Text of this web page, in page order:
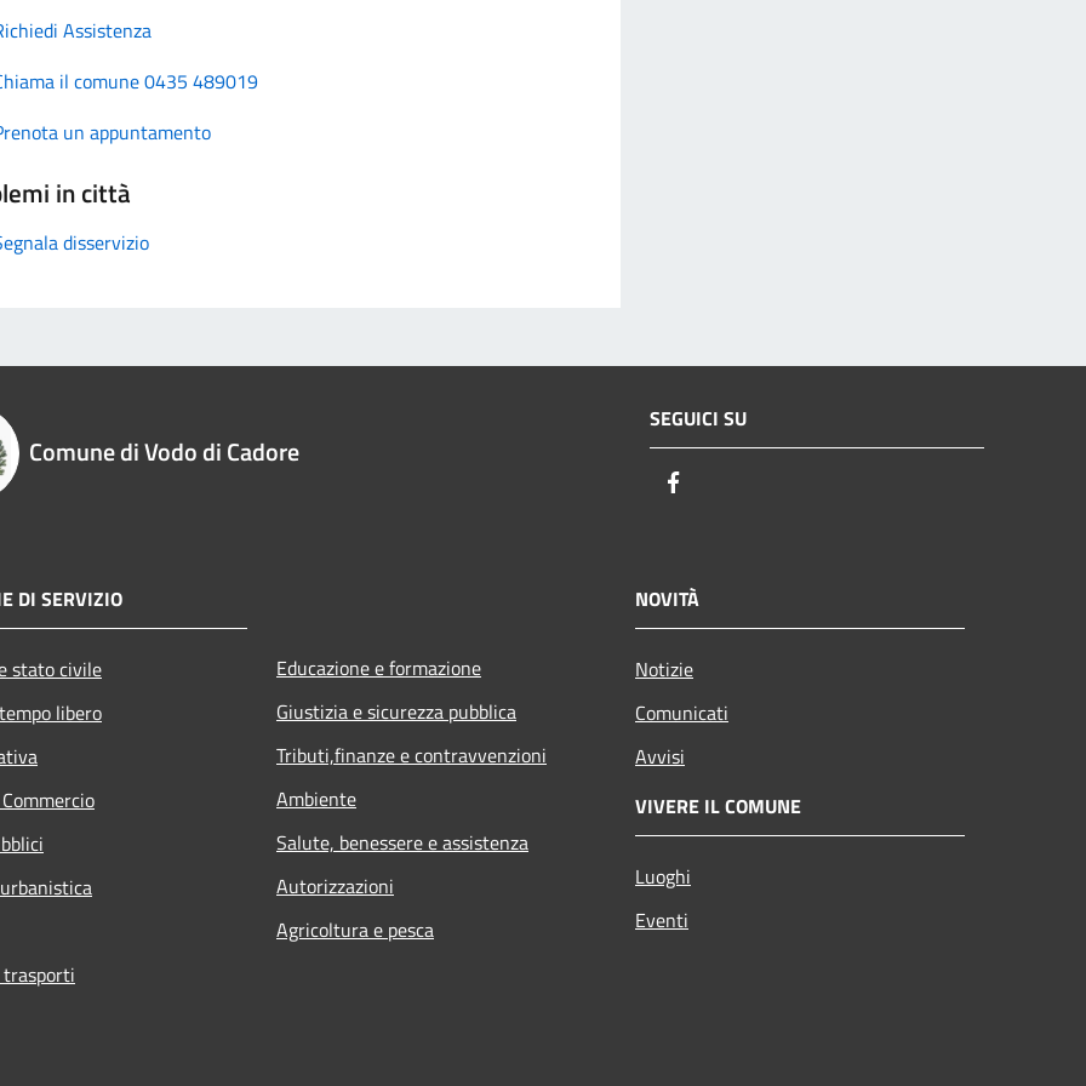
Assistenza
il comune 0435 489019
un appuntamento
in città
disservizio
Comune di Vodo di Cadore
SEGUICI SU
DI SERVIZIO
stato civile
libero
Educazione e formazione
Giustizia e sicurezza pubblica
Tributi,finanze e contravvenzioni
Ambiente
Salute, benessere e assistenza
Autorizzazioni
Agricoltura e pesca
NOVITÀ
Notizie
Comunicati
Avvisi
VIVERE IL COMUNE
Luoghi
Eventi